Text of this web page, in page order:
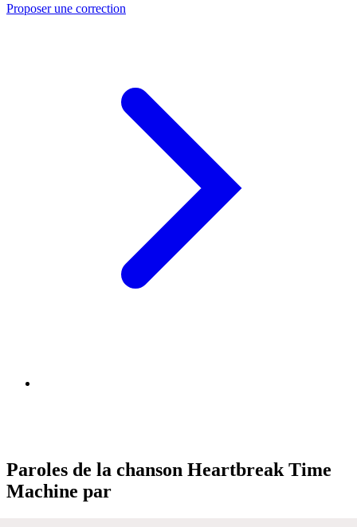
Proposer une correction
Paroles de la chanson Heartbreak Time
Machine par